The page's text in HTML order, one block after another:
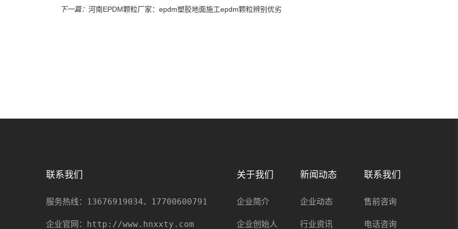
下一篇： 河南EPDM颗粒厂家：epdm塑胶地面施工epdm颗粒辨别优劣
联系我们
服务热线： 13676919034、17700600791
企业官网： http://www.hnxxty.com
关于我们
企业简介
企业创始人
新闻动态
企业动态
行业资讯
联系我们
售前咨询
电话咨询